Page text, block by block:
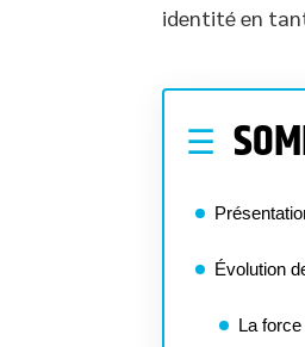
identité en
Évolution
La